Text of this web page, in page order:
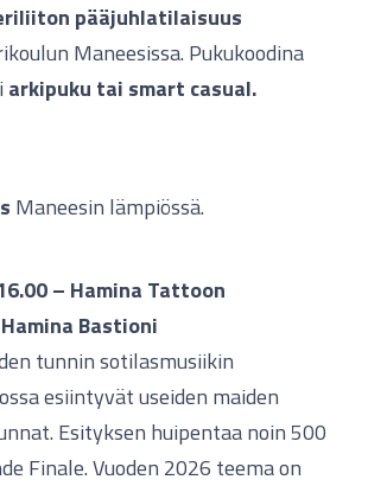
pääjuhlatilaisuus
Maneesissa. Pukukoodina
arkipuku tai smart casual.
Maneesin lämpiössä.
– Hamina Tattoon
Bastioni
tunnin sotilasmusiikin
esiintyvät useiden maiden
Esityksen huipentaa noin 500
Finale. Vuoden 2026 teema on